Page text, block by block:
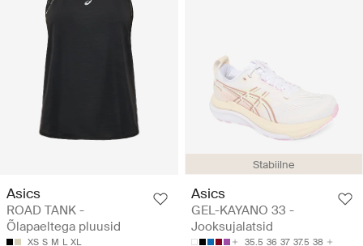
Asics
ROAD TANK -
Õlapaeltega pluusid
XS S M L XL
Stabiilne
Asics
GEL-KAYANO 33 -
Jooksujalatsid
35.5 36 37 37.5 38